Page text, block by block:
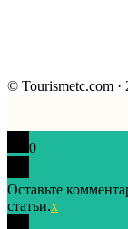
© Tourismetc.com ·
0
Оставьте
статьи.x